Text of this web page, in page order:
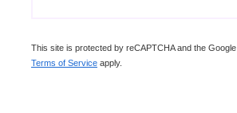
This site is protected by reCAPTCHA and the Google
Terms of Service apply.